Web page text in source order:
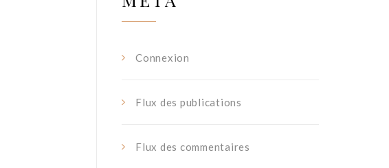
Connexion
Flux des publications
Flux des commentaires